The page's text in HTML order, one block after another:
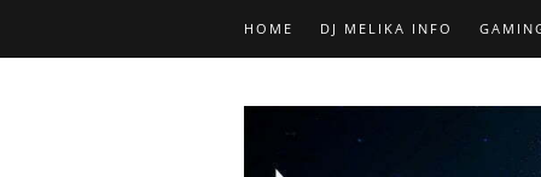
HOME DJ MELIKA INFO